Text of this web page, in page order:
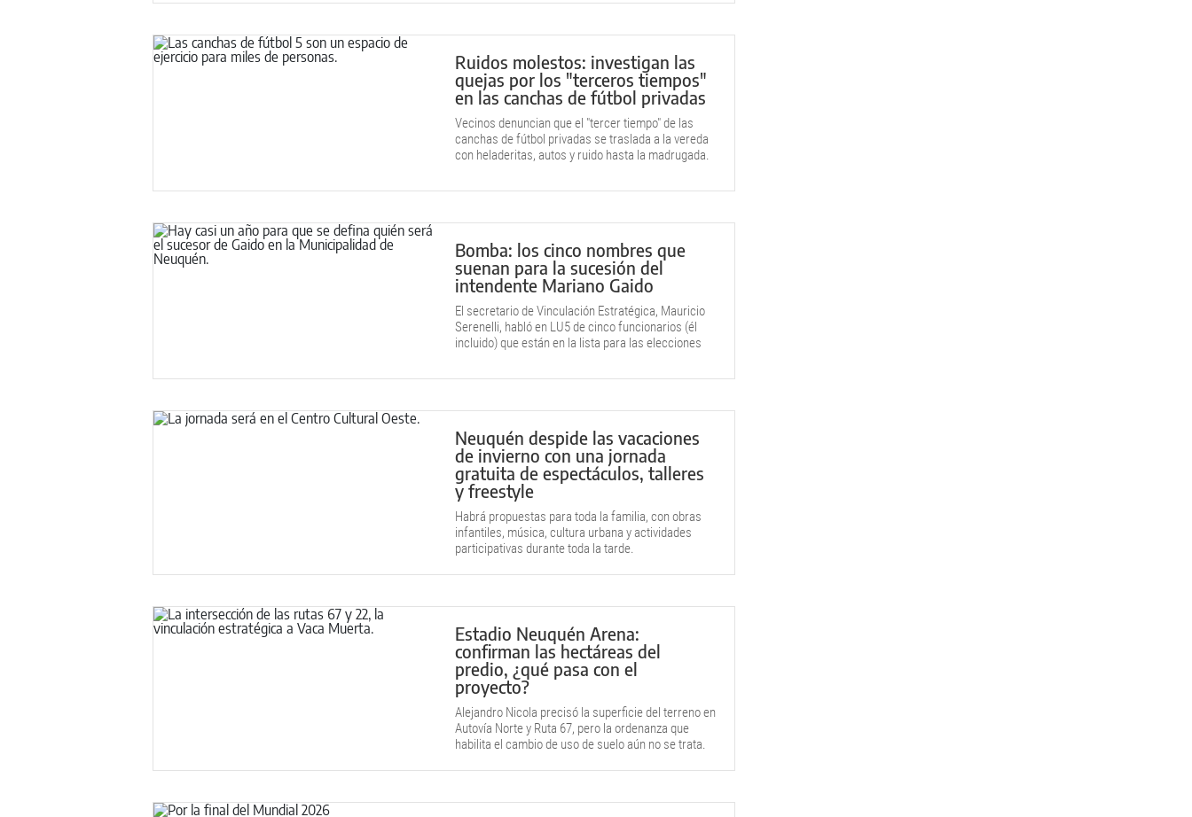
Ruidos molestos: investigan las
quejas por los "terceros tiempos"
en las canchas de fútbol privadas
Vecinos denuncian que el "tercer tiempo" de las
canchas de fútbol privadas se traslada a la vereda
con heladeritas, autos y ruido hasta la madrugada.
Bomba: los cinco nombres que
suenan para la sucesión del
intendente Mariano Gaido
El secretario de Vinculación Estratégica, Mauricio
Serenelli, habló en LU5 de cinco funcionarios (él
incluido) que están en la lista para las elecciones
Neuquén despide las vacaciones
de invierno con una jornada
gratuita de espectáculos, talleres
y freestyle
Habrá propuestas para toda la familia, con obras
infantiles, música, cultura urbana y actividades
participativas durante toda la tarde.
Estadio Neuquén Arena:
confirman las hectáreas del
predio, ¿qué pasa con el
proyecto?
Alejandro Nicola precisó la superficie del terreno en
Autovía Norte y Ruta 67, pero la ordenanza que
habilita el cambio de uso de suelo aún no se trata.